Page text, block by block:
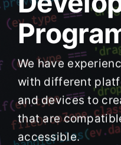
We have
with different
and devices to
that are
accessible.